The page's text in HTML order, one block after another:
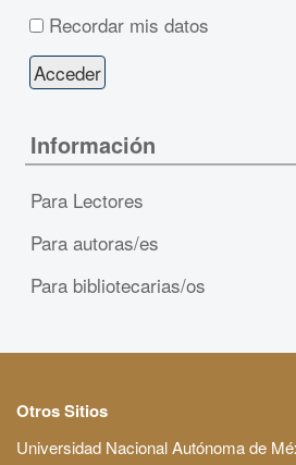
Recordar mis datos
Información
Para Lectores
Para autoras/es
Para bibliotecarias/os
Otros Sitios
Universidad Nacional Autónoma de